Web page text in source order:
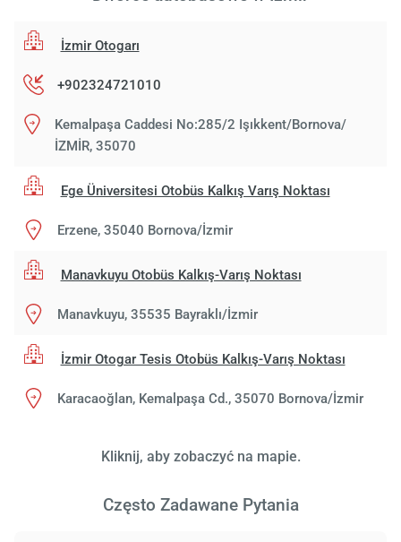
İzmir Otogarı
+902324721010
Kemalpaşa Caddesi No:285/2 Işıkkent/Bornova/
İZMİR, 35070
Ege Üniversitesi Otobüs Kalkış Varış Noktası
Erzene, 35040 Bornova/İzmir
Manavkuyu Otobüs Kalkış-Varış Noktası
Manavkuyu, 35535 Bayraklı/İzmir
İzmir Otogar Tesis Otobüs Kalkış-Varış Noktası
Karacaoğlan, Kemalpaşa Cd., 35070 Bornova/İzmir
Kliknij, aby zobaczyć na mapie.
Często Zadawane Pytania